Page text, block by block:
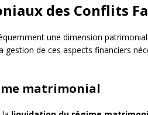
des Conflits
une dimension
gestion de ces aspects financiers
matrimonial